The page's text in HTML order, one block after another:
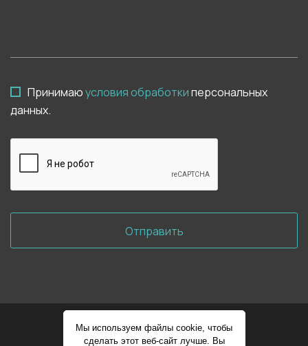
Принимаюусловия обработкиперсональных
данных.
Отправить
Мы используем файлы cookie, чтобы
сделать этот веб-сайт лучше. Вы